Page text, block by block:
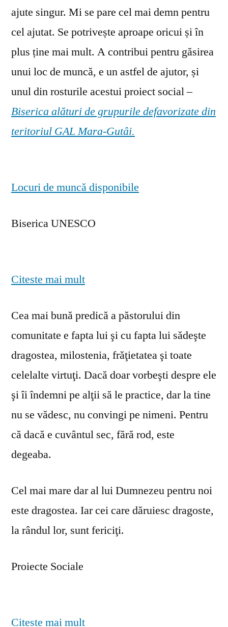
ajute singur. Mi se pare cel mai demn pentru
cel ajutat. Se potrivește aproape oricui și în
plus ține mai mult. A contribui pentru găsirea
unui loc de muncă, e un astfel de ajutor, și
unul din rosturile acestui proiect social –
Biserica alături de grupurile defavorizate din
teritoriul GAL Mara-Gutâi.
Locuri de muncă disponibile
Biserica UNESCO
Citeste mai mult
Cea mai bună predică a păstorului din
comunitate e fapta lui şi cu fapta lui sădeşte
dragostea, milostenia, frăţietatea şi toate
celelalte virtuţi. Dacă doar vorbeşti despre ele
şi îi îndemni pe alţii să le practice, dar la tine
nu se vă­desc, nu convingi pe nimeni. Pentru
că dacă e cuvântul sec, fără rod, este
degeaba.
Cel mai mare dar al lui Dumnezeu pentru noi
este dragostea. Iar cei care dăruiesc dragoste,
la rândul lor, sunt fericiţi.
Proiecte Sociale
Citeste mai mult